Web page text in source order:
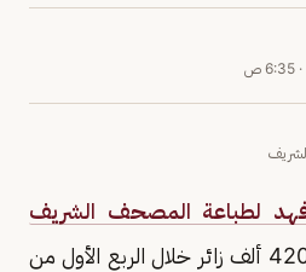
· 6:35 ص
لطباعة المصحف الشريف
بالمدينة المنورة أكثر من 420 ألف زائر خلال الربع الأول من